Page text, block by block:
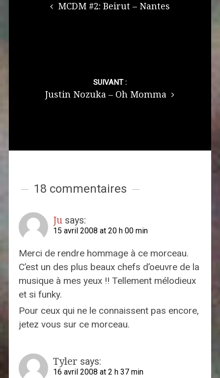
MCDM #2: Beirut – Nantes
SUIVANT :
Justin Nozuka – Oh Momma
18 commentaires
Ju says:
15 avril 2008 at 20 h 00 min
Merci de rendre hommage à ce morceau.
C’est un des plus beaux chefs d’oeuvre de la
musique à mes yeux !! Tellement mélodieux
et si funky.
Pour ceux qui ne le connaissent pas encore,
jetez vous sur ce morceau.
Tyler says:
16 avril 2008 at 2 h 37 min